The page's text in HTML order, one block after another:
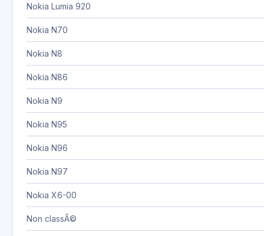
Nokia Lumia 920
Nokia N70
Nokia N8
Nokia N86
Nokia N9
Nokia N95
Nokia N96
Nokia N97
Nokia X6-00
Non classÃ©